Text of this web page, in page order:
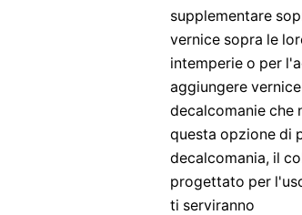
supplementare
vernice sopra le
intemperie o per
aggiungere
decalcomanie che
questa opzione di
decalcomania, il
progettato per
ti serviranno